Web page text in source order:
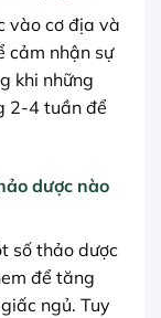
vào cơ địa và
cảm nhận sự
khi những
2-4 tuần để
dược nào
số thảo dược
để tăng
ngủ. Tuy